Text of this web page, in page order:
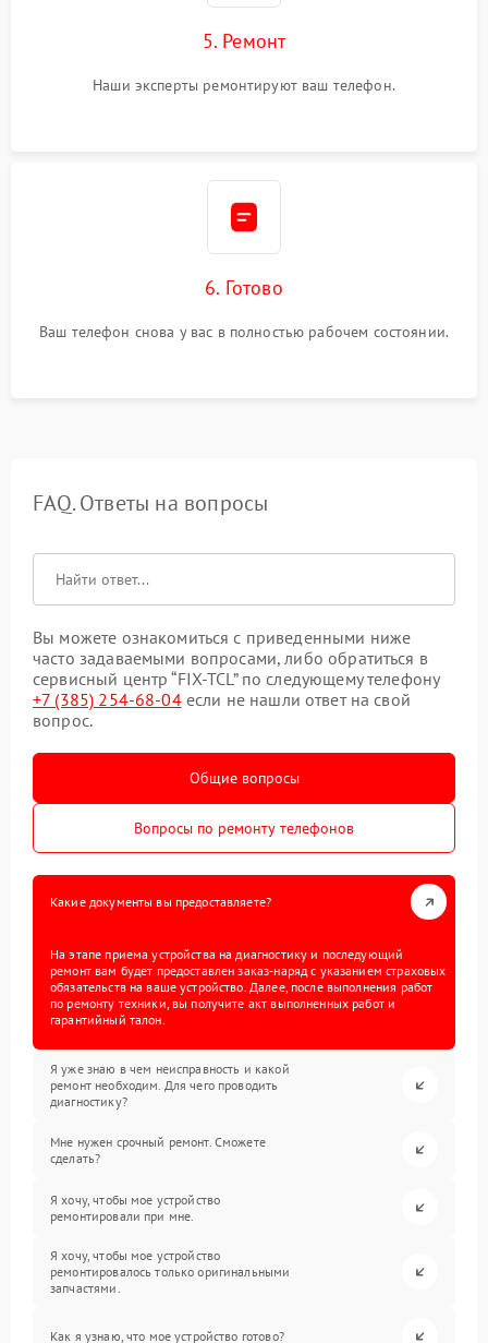
5. Ремонт
Наши эксперты ремонтируют ваш телефон.
6. Готово
Ваш телефон снова у вас в полностью рабочем состоянии.
FAQ. Ответы на вопросы
Вы можете ознакомиться с приведенными ниже
часто задаваемыми вопросами, либо обратиться в
сервисный центр “FIX-TCL” по следующему телефону
+7 (385) 254-68-04если не нашли ответ на свой
вопрос.
Общие вопросы
Вопросы по ремонту телефонов
Какие документы вы предоставляете?
На этапе приема устройства на диагностику и последующий
ремонт вам будет предоставлен заказ-наряд с указанием страховых
обязательств на ваше устройство. Далее, после выполнения работ
по ремонту техники, вы получите акт выполненных работ и
гарантийный талон.
Я уже знаю в чем неисправность и какой
ремонт необходим. Для чего проводить
диагностику?
Мне нужен срочный ремонт. Сможете
сделать?
Я хочу, чтобы мое устройство
ремонтировали при мне.
Я хочу, чтобы мое устройство
ремонтировалось только оригинальными
запчастями.
Как я узнаю, что мое устройство готово?